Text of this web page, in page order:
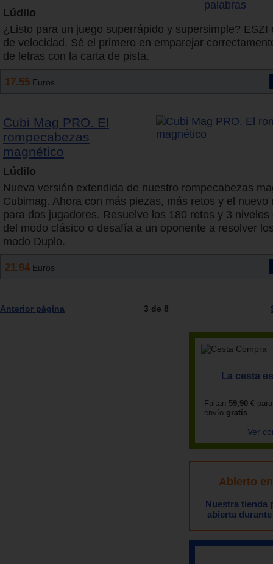
Lúdilo
¿Listo para un juego superrápido y supersimple? ESZI
de velocidad. Sé el primero en emparejar
de letras con la carta de pista.
17.55 Euros
Cubi Mag PRO. El
rompecabezas
magnético
Lúdilo
Nueva versión extendida de nuestro rompecabezas
Cubimag. Ahora con más piezas, más retos y el nuevo
para dos jugadores. Resuelve los 180 retos y 3 niveles
del modo clásico o desafía a un oponente a resolver
modo Duplo.
21.94 Euros
Anterior página 3 de 8
La cesta
Faltan 59,90 €
envío gratis
Ver
Abierto
Nuestra tienda
abierta